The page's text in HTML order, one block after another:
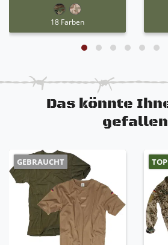
18 Farben
Das könnte
gefallen
GEBRAUCHT TOP